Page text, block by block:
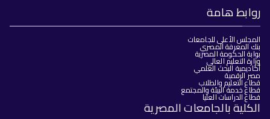
روابط هامة
المجلس الأعلى للجامعات
بنك المعرفة المصري
بوابة الحكومة المصرية
وزارة التعليم العالي
أكاديمية البحث العلمي
مصر الرقمية
قطاع التعليم والطلاب
قطاع خدمة البيئة والمجتمع
قطاع الدراسات العليا
الكلية بالجامعات المصرية